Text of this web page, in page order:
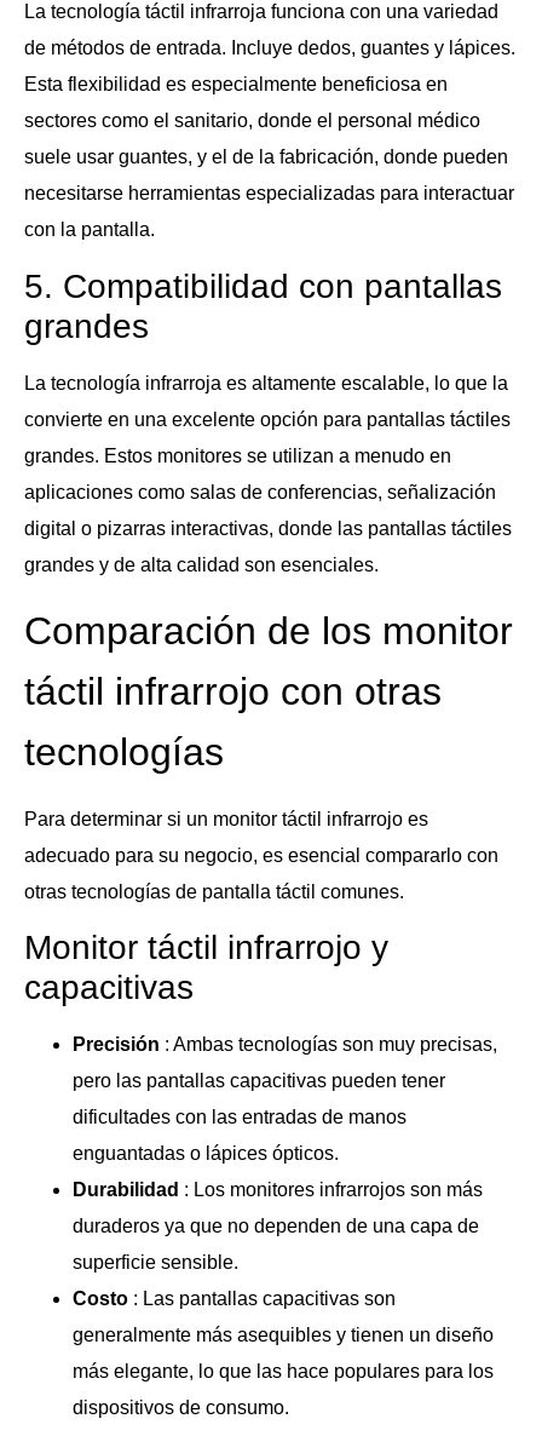
La tecnología táctil infrarroja funciona con una variedad
de métodos de entrada. Incluye dedos, guantes y lápices.
Esta flexibilidad es especialmente beneficiosa en
sectores como el sanitario, donde el personal médico
suele usar guantes, y el de la fabricación, donde pueden
necesitarse herramientas especializadas para interactuar
con la pantalla.
5. Compatibilidad con pantallas
grandes
La tecnología infrarroja es altamente escalable, lo que la
convierte en una excelente opción para pantallas táctiles
grandes. Estos monitores se utilizan a menudo en
aplicaciones como salas de conferencias, señalización
digital o pizarras interactivas, donde las pantallas táctiles
grandes y de alta calidad son esenciales.
Comparación de los monitor
táctil infrarrojo con otras
tecnologías
Para determinar si un monitor táctil infrarrojo es
adecuado para su negocio, es esencial compararlo con
otras tecnologías de pantalla táctil comunes.
Monitor táctil infrarrojo y
capacitivas
Precisión : Ambas tecnologías son muy precisas,
pero las pantallas capacitivas pueden tener
dificultades con las entradas de manos
enguantadas o lápices ópticos.
Durabilidad : Los monitores infrarrojos son más
duraderos ya que no dependen de una capa de
superficie sensible.
Costo : Las pantallas capacitivas son
generalmente más asequibles y tienen un diseño
más elegante, lo que las hace populares para los
dispositivos de consumo.